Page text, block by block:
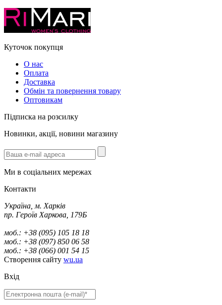
Куточок покупця
О нас
Оплата
Доставка
Обмін та повернення товару
Оптовикам
Підписка на розсилку
Новинки, акції, новини магазину
Ми в соціальних мережах
Контакти
Україна, м. Харків
пр. Героїв Харкова, 179Б
моб.: +38 (095) 105 18 18
моб.: +38 (097) 850 06 58
моб.: +38 (066) 001 54 15
Створення сайту wu.ua
Вхід